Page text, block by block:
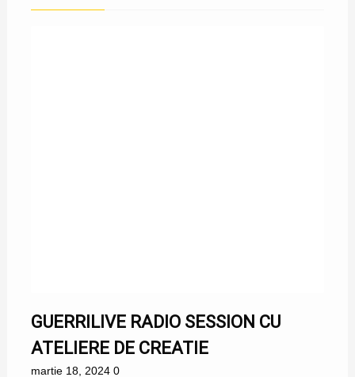
GUERRILIVE RADIO SESSION CU
ATELIERE DE CREATIE
martie 18, 2024 0